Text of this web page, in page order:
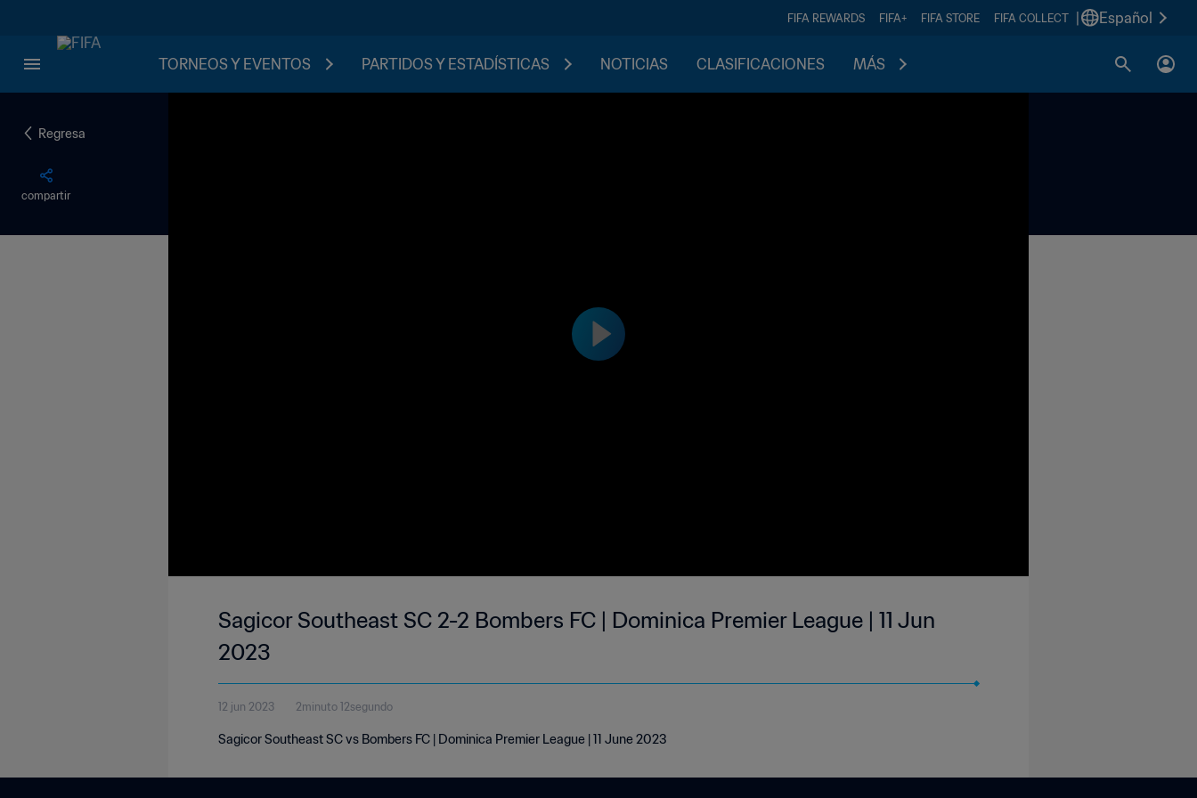
FIFA REWARDS FIFA+ FIFA STORE FIFA COLLECT Español
TORNEOS Y EVENTOS PARTIDOS Y ESTADÍSTICAS NOTICIAS CLASIFICACIONES MÁS
Regresa
compartir
Sagicor Southeast SC 2-2 Bombers FC | Dominica Premier League | 11 Jun
2023
12 jun 2023 2minuto 12segundo
Sagicor Southeast SC vs Bombers FC | Dominica Premier League | 11 June 2023